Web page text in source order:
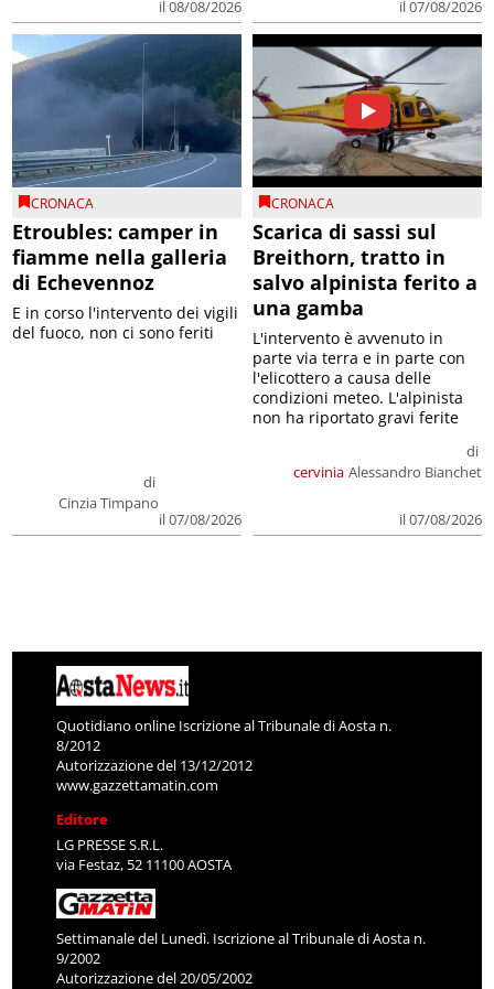
il 08/08/2026
il 07/08/2026
CRONACA
Etroubles: camper in
fiamme nella galleria
di Echevennoz
di
Cinzia Timpano
il 07/08/2026
E in corso l'intervento dei vigili
del fuoco, non ci sono feriti
CRONACA
Scarica di sassi sul
Breithorn, tratto in
salvo alpinista ferito a
una gamba
cervinia
di
Alessandro Bianchet
il 07/08/2026
L'intervento è avvenuto in
parte via terra e in parte con
l'elicottero a causa delle
condizioni meteo. L'alpinista
non ha riportato gravi ferite
Quotidiano online Iscrizione al Tribunale di Aosta n.
8/2012
Autorizzazione del 13/12/2012
www.gazzettamatin.com
Editore
LG PRESSE S.R.L.
via Festaz, 52 11100 AOSTA
Settimanale del Lunedì. Iscrizione al Tribunale di Aosta n.
9/2002
Autorizzazione del 20/05/2002